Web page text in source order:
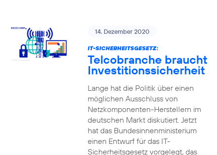
14. Dezember 2020
IT-SICHERHEITSGESETZ:
Telcobranche braucht
Investitionssicherheit
Lange hat die Politik über einen
möglichen Ausschluss von
Netzkomponenten-Herstellern im
deutschen Markt diskutiert. Jetzt
hat das Bundesinnenministerium
einen Entwurf für das IT-
Sicherheitsgesetz vorgelegt, das